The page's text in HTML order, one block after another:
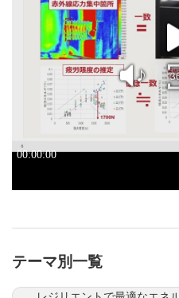
テーマ別一覧